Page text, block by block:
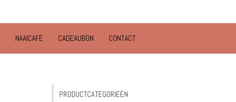
NAAICAFÉ CADEAUBON CONTACT
PRODUCTCATEGORIEËN